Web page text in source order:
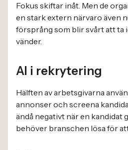
Fokus skiftar inåt. Men de
en stark extern närvaro även
försprång som blir svårt att ta
vänder.
AI i rekrytering
Hälften av arbetsgivarna
annonser och screena
ändå negativt när en kandidat
behöver branschen lösa för